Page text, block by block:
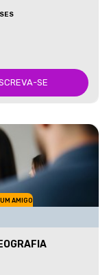
SE
AMIGO